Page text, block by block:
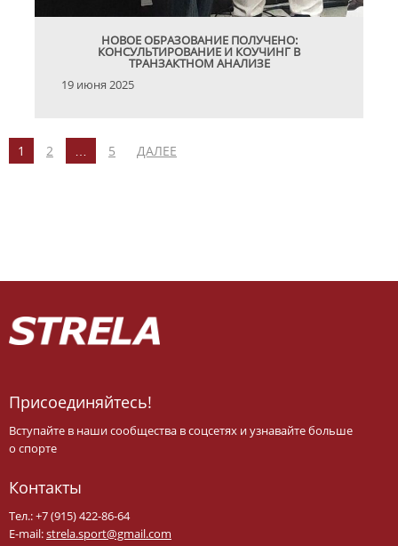
НОВОЕ ОБРАЗОВАНИЕ ПОЛУЧЕНО:
КОНСУЛЬТИРОВАНИЕ И КОУЧИНГ В
ТРАНЗАКТНОМ АНАЛИЗЕ
19 июня 2025
1 2 … 5 ДАЛЕЕ
Присоединяйтесь!
Вступайте в наши сообщества в соцсетях и узнавайте больше
о спорте
Контакты
Тел.: +7 (915) 422-86-64
E-mail:strela.sport@gmail.com